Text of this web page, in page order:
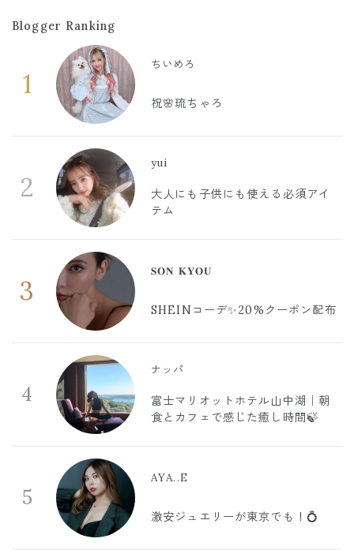
Blogger Ranking
1
ちいめろ
祝🌸琉ちゃろ
2
yui
大人にも子供にも使える必須アイ
テム
3
𝐒𝐎𝐍 𝐊𝐘𝐎𝐔
SHEINコーデ✨20%クーポン配布
4
ナッパ
富士マリオットホテル山中湖｜朝
食とカフェで感じた癒し時間🍃
5
AYA..E
激安ジュエリーが東京でも！💍